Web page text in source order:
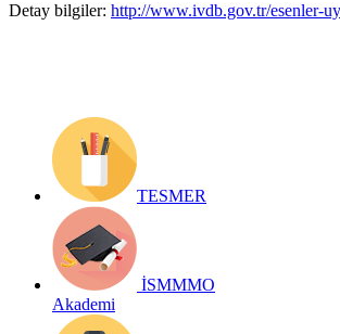
Detay bilgiler: http://www.ivdb.gov.tr/esenler-
TESMER
İSMMMO
Akademi